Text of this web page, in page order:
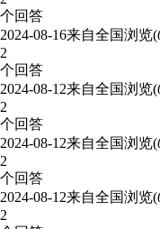
个回答
2024-08-16来自全国浏览(
2
个回答
2024-08-12来自全国浏览(
2
个回答
2024-08-12来自全国浏览(
2
个回答
2024-08-12来自全国浏览(
2